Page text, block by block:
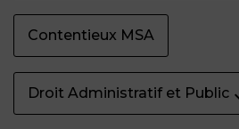
Contentieux MSA
Droit Administratif et Public